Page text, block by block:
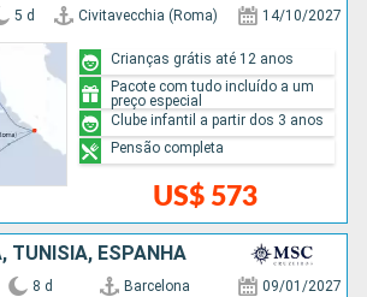
5 d Civitavecchia (Roma) 14/10/2027
US$ 573
Crianças grátis até 12 anos
Pacote com tudo incluído a um
preço especial
Clube infantil a partir dos 3 anos
Pensão completa
TUNÍSIA, ESPANHA
8 d Barcelona 09/01/2027